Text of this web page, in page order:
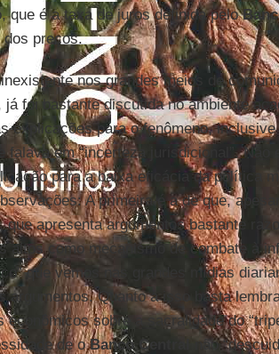
que é a taxa de juros definida pelo
dos preços.
nos grandes meios de
foi bastante discutida no ambiente
explicações para o fenômeno, inclusive
falava em “incerteza jurisdicional”. Não
para a baixa eficácia da política
A primeira é a de que,
apresenta argumentos bastante
altos como mecanismo de combate à
que vemos nas grandes mídias
argumentos. Quanto a isso basta
sobre a sacralidade do
de oBanco Central
não